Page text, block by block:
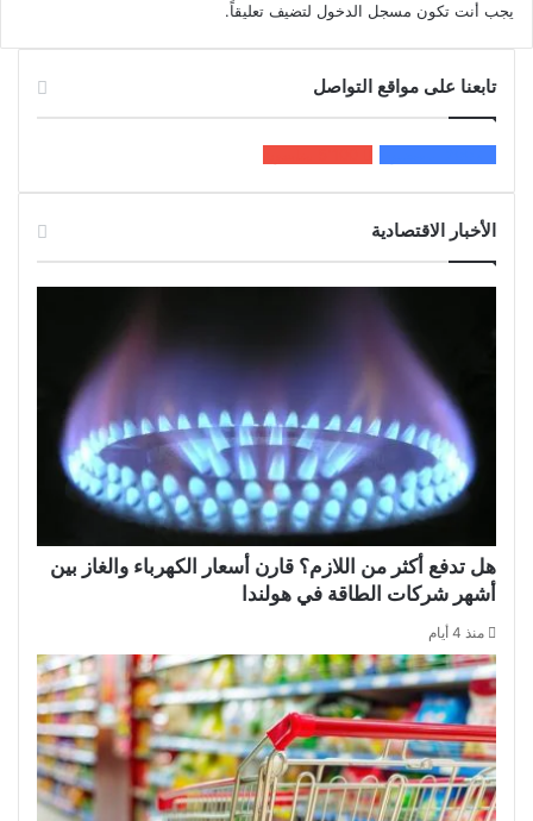
يجب أنت تكون مسجل الدخول لتضيف تعليقاً.
تابعنا على مواقع التواصل
الأخبار الاقتصادية
هل تدفع أكثر من اللازم؟ قارن أسعار الكهرباء والغاز بين
أشهر شركات الطاقة في هولندا
منذ 4 أيام